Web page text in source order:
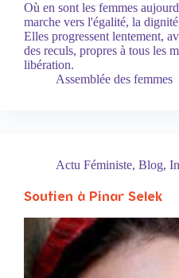
Où en sont les femmes
marche vers l'égalité, la
Elles progressent lentement,
des reculs, propres à tous les
libération.
Assemblée des femmes
Actu Féministe, Blog,
Soutien à Pinar Selek